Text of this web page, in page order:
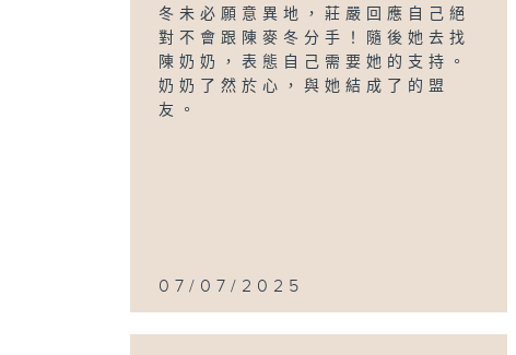
冬未必願意異地，莊嚴回應自己絕
對不會跟陳麥冬分手！隨後她去找
陳奶奶，表態自己需要她的支持。
奶奶了然於心，與她結成了的盟
友。
07/07/2025